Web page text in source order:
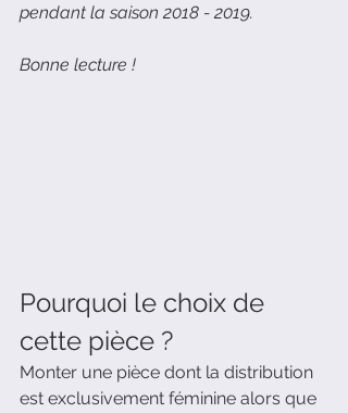
pendant la saison 2018 - 2019.
Bonne lecture !
Pourquoi le choix de
cette pièce ?
Monter une pièce dont la distribution
est exclusivement féminine alors que